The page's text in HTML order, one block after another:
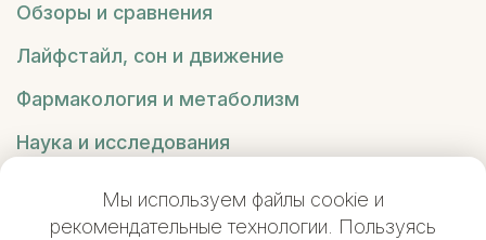
Обзоры и сравнения
Лайфстайл, сон и движение
Фармакология и метаболизм
Наука и исследования
Мы используем файлы cookie и
рекомендательные технологии. Пользуясь